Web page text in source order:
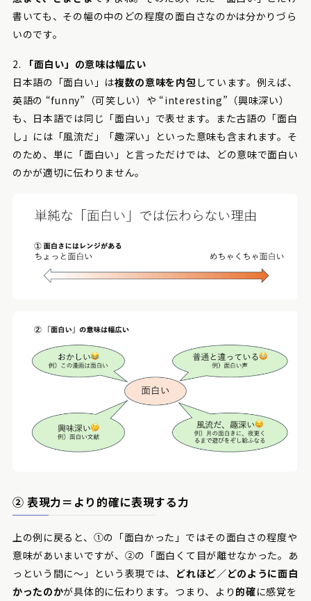
書いても、その幅の中のどの程度の面白さなのかは分かりづら
いのです。
2.
「面白い」の意味は幅広い
日本語の「面白い」は複数の意味を内包 しています。例えば、
英語の “funny”（可笑しい）や “interesting”（興味深い）
も、日本語では同じ「面白い」で表せます。また古語の「面白
し」には「風流だ」「趣深い」といった意味も含まれます。そ
のため、単に「面白い」と言っただけでは、どの意味で面白い
のかが適切に伝わりません。
② 表現力＝より的確に表現する力
上の例に戻ると、①の「面白かった」ではその面白さの程度や
意味があいまいですが、②の「面白くて目が離せなかった。あ
っという間に〜」という表現では、 どれほど／どのように面白
かったのかが具体的に伝わります。つまり、より 的確に感覚を